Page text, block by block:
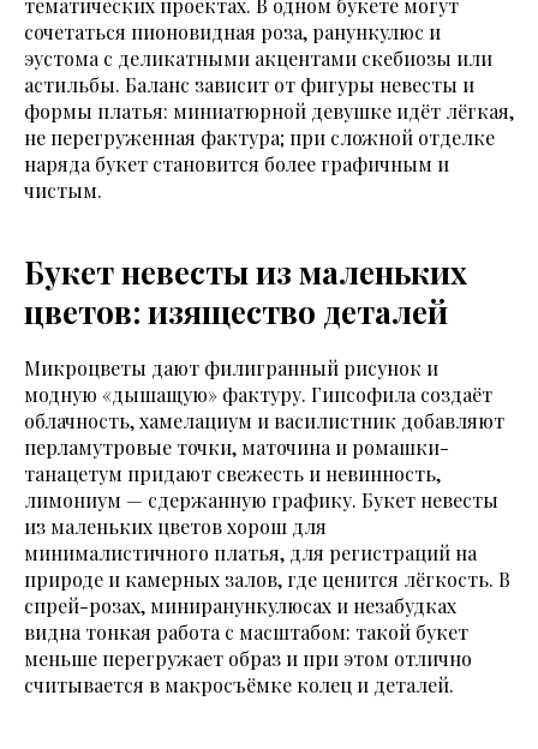
тематических проектах. В одном букете могут
сочетаться пионовидная роза, ранункулюс и
эустома с деликатными акцентами скебиозы или
астильбы. Баланс зависит от фигуры невесты и
формы платья: миниатюрной девушке идёт лёгкая,
не перегруженная фактура; при сложной отделке
наряда букет становится более графичным и
чистым.
Букет невесты из маленьких
цветов: изящество деталей
Микроцветы дают филигранный рисунок и
модную «дышащую» фактуру. Гипсофила создаёт
облачность, хамелациум и василистник добавляют
перламутровые точки, маточина и ромашки-
танацетум придают свежесть и невинность,
лимониум — сдержанную графику. Букет невесты
из маленьких цветов хорош для
минималистичного платья, для регистраций на
природе и камерных залов, где ценится лёгкость. В
спрей-розах, миниранункулюсах и незабудках
видна тонкая работа с масштабом: такой букет
меньше перегружает образ и при этом отлично
считывается в макросъёмке колец и деталей.